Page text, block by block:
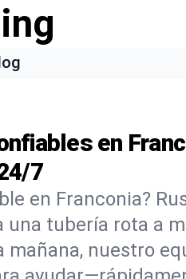
en
7
en Franconia?
una tubería rota a
mañana, nuestro